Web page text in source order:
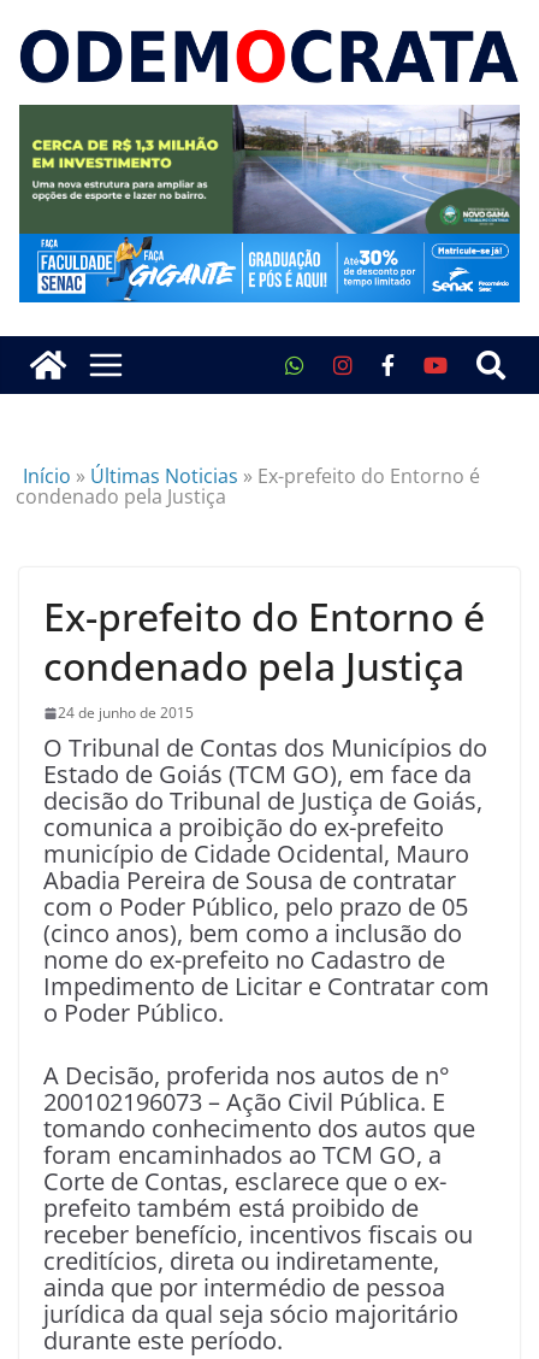
Início » Últimas Noticias » Ex-prefeito do Entorno é
condenado pela Justiça
Ex-prefeito do Entorno é
condenado pela Justiça
24 de junho de 2015
O Tribunal de Contas dos Municípios do
Estado de Goiás (TCM GO), em face da
decisão do Tribunal de Justiça de Goiás,
comunica a proibição do ex-prefeito
município de Cidade Ocidental, Mauro
Abadia Pereira de Sousa de contratar
com o Poder Público, pelo prazo de 05
(cinco anos), bem como a inclusão do
nome do ex-prefeito no Cadastro de
Impedimento de Licitar e Contratar com
o Poder Público.
A Decisão, proferida nos autos de n°
200102196073 – Ação Civil Pública. E
tomando conhecimento dos autos que
foram encaminhados ao TCM GO, a
Corte de Contas, esclarece que o ex-
prefeito também está proibido de
receber benefício, incentivos fiscais ou
creditícios, direta ou indiretamente,
ainda que por intermédio de pessoa
jurídica da qual seja sócio majoritário
durante este período.